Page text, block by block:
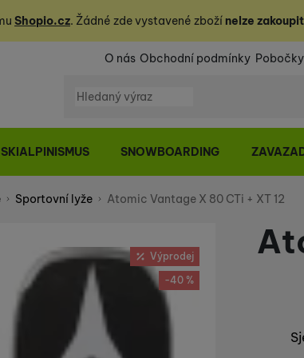
Shopio.cz. Žádné zde vystavené zboží nelze zakoupit
O nás Obchodní podmínky Pobočky
Vyhledávání
SKIALPINISMUS SNOWBOARDING
Sportovní lyže Atomic Vantage X 80 CTi + XT 12
Výprodej
-40 %